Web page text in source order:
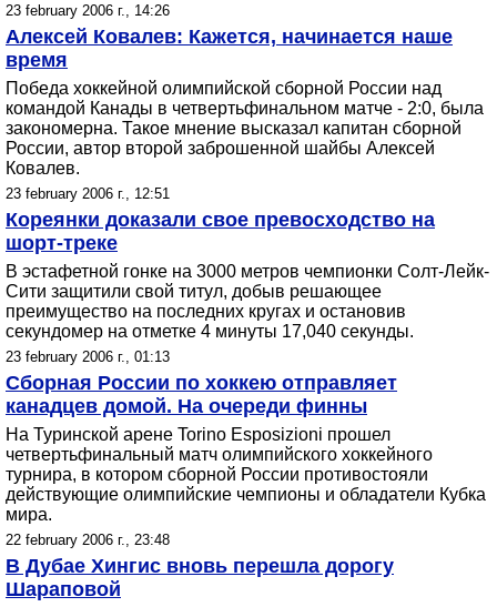
23 february 2006 г., 14:26
Алексей Ковалев: Кажется, начинается наше
время
Победа хоккейной олимпийской сборной России над
командой Канады в четвертьфинальном матче - 2:0, была
закономерна. Такое мнение высказал капитан сборной
России, автор второй заброшенной шайбы Алексей
Ковалев.
23 february 2006 г., 12:51
Кореянки доказали свое превосходство на
шорт-треке
В эстафетной гонке на 3000 метров чемпионки Солт-Лейк-
Сити защитили свой титул, добыв решающее
преимущество на последних кругах и остановив
секундомер на отметке 4 минуты 17,040 секунды.
23 february 2006 г., 01:13
Сборная России по хоккею отправляет
канадцев домой. На очереди финны
На Туринской арене Torino Esposizioni прошел
четвертьфинальный матч олимпийского хоккейного
турнира, в котором сборной России противостояли
действующие олимпийские чемпионы и обладатели Кубка
мира.
22 february 2006 г., 23:48
В Дубае Хингис вновь перешла дорогу
Шараповой